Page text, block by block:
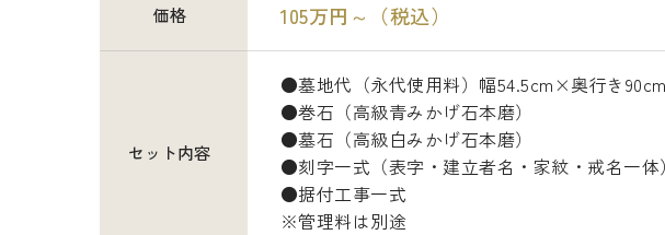
価格 105万円～ （税込）
セット内容
●墓地代（永代使用料）幅54.5cm×奥行き90cm
●巻石（高級青みかげ石本磨）
●墓石（高級白みかげ石本磨）
●刻字一式（表字・建立者名・家紋・戒名一体）
●据付工事一式
※管理料は別途